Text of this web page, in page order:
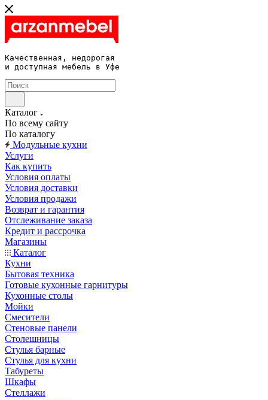
Качественная, недорогая
и доступная мебель в Уфе
Каталог
По всему сайту
По каталогу
Модульные кухни
Услуги
Как купить
Условия оплаты
Условия доставки
Условия продажи
Возврат и гарантия
Отслеживание заказа
Кредит и рассрочка
Магазины
Каталог
Кухни
Бытовая техника
Готовые кухонные гарнитуры
Кухонные столы
Мойки
Смесители
Стеновые панели
Столешницы
Стулья барные
Стулья для кухни
Табуреты
Шкафы
Стеллажи